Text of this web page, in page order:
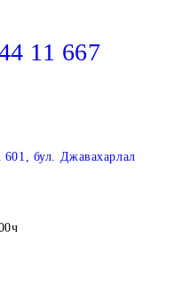
11 667
бул. Джавахарлал